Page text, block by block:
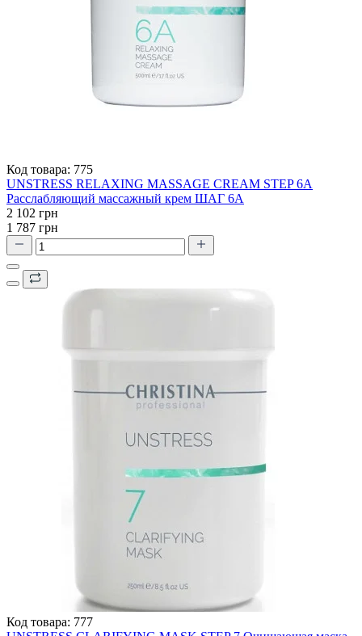
Код товара: 775
UNSTRESS RELAXING MASSAGE CREAM STEP 6A
Расслабляющий массажный крем ШАГ 6А
2 102 грн
1 787 грн
Код товара: 777